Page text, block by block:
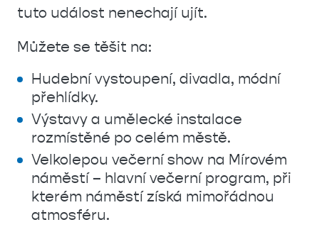
tuto událost nenechají ujít.
Můžete se těšit na:
Hudební vystoupení, divadla, módní
přehlídky.
Výstavy a umělecké instalace
rozmístěné po celém městě.
Velkolepou večerní show na Mírovém
náměstí – hlavní večerní program, při
kterém náměstí získá mimořádnou
atmosféru.